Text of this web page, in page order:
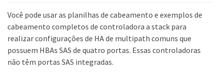
Você pode usar as planilhas de cabeamento e exemplos de
cabeamento completos de controladora a stack para
realizar configurações de HA de multipath comuns que
possuem HBAs SAS de quatro portas. Essas controladoras
não têm portas SAS integradas.